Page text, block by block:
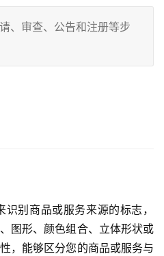
、审查、公告和注册等步
别商品或服务来源的标志，
图形、颜色组合、立体形状或
，能够区分您的商品或服务与